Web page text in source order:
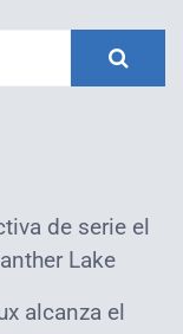
de serie el
Lake
alcanza el